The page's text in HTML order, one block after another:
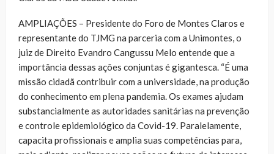
AMPLIAÇÕES – Presidente do Foro de Montes Claros e
representante do TJMG na parceria com a Unimontes, o
juiz de Direito Evandro Cangussu Melo entende que a
importância dessas ações conjuntas é gigantesca. “É uma
missão cidadã contribuir com a universidade, na produção
do conhecimento em plena pandemia. Os exames ajudam
substancialmente as autoridades sanitárias na prevenção
e controle epidemiológico da Covid-19. Paralelamente,
capacita profissionais e amplia suas competências para,